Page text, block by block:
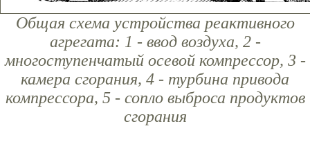
Общая схема устройства реактивного
агрегата: 1 - ввод воздуха, 2 -
многоступенчатый осевой компрессор, 3 -
камера сгорания, 4 - турбина привода
компрессора, 5 - сопло выброса продуктов
сгорания